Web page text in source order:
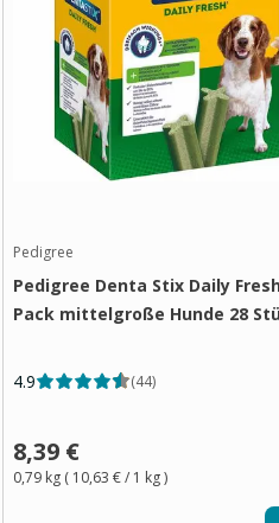
Pedigree
Pedigree Denta Stix Daily
Pack mittelgroße Hunde 28
4.9 (44)
8,39 €
0,79 kg ( 10,63 €/ 1 kg)